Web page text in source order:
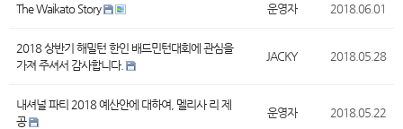
The Waikato Story 운영자 2018.06.01
2018 상반기 해밀턴 한인 배드민턴대회에 관심을
가져 주셔서 감사합니다.
JACKY 2018.05.28
내셔널 파티 2018 예산안에 대하여, 멜리사 리 제
공
운영자 2018.05.22